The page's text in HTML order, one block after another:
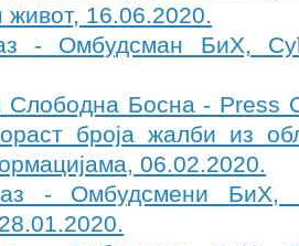
живот, 16.06.2020.
- Омбудсман БиХ,
Слободна Босна -
броја жалби из
06.02.2020.
- Омбудсмени БиХ,